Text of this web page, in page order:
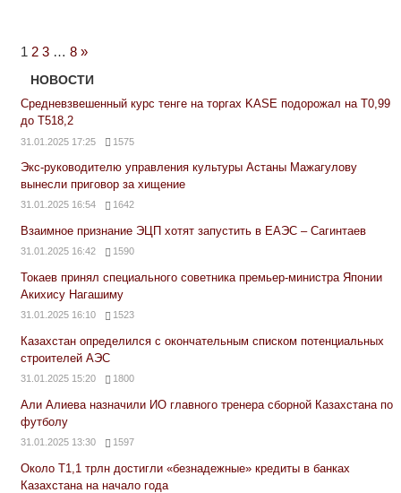
1 2 3 … 8 Next
Posts
»
НОВОСТИ
Средневзвешенный курс тенге на торгах KASE подорожал на Т0,99
до Т518,2
31.01.2025 17:25 1575
Экс-руководителю управления культуры Астаны Мажагулову
вынесли приговор за хищение
31.01.2025 16:54 1642
Взаимное признание ЭЦП хотят запустить в ЕАЭС – Сагинтаев
31.01.2025 16:42 1590
Токаев принял специального советника премьер-министра Японии
Акихису Нагашиму
31.01.2025 16:10 1523
Казахстан определился с окончательным списком потенциальных
строителей АЭС
31.01.2025 15:20 1800
Али Алиева назначили ИО главного тренера сборной Казахстана по
футболу
31.01.2025 13:30 1597
Около Т1,1 трлн достигли «безнадежные» кредиты в банках
Казахстана на начало года